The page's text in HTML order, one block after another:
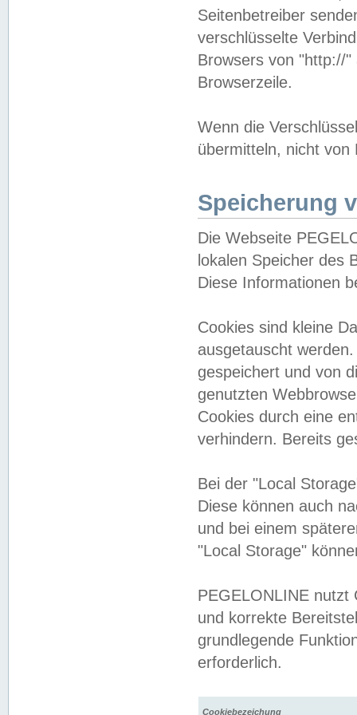
Seitenbetreiber
verschlüsselte
Browsers von "http://
Browserzeile.
Wenn die
übermitteln, nicht von
Speicherung
Die Webseite
lokalen Speicher des
Diese Informationen
Cookies sind kleine
ausgetauscht
gespeichert und von
genutzten
Cookies durch eine
verhindern. Bereits
Bei der "Local
Diese können auch
und bei einem
"Local Storage"
PEGELONLINE nutzt
und korrekte
grundlegende
erforderlich.
Cookiebezeichung